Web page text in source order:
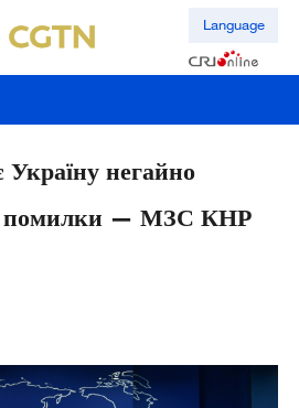
Language
негайно
помилки — МЗС КНР